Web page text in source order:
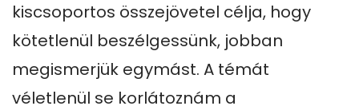
kiscsoportos összejövetel célja, hogy
kötetlenül beszélgessünk, jobban
megismerjük egymást. A témát
véletlenül se korlátoznám a